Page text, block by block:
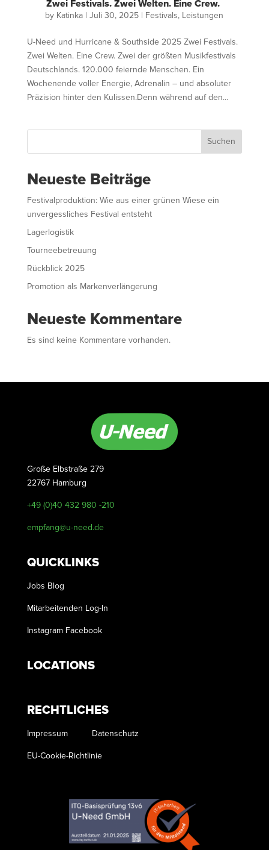
Zwei Festivals. Zwei Welten. Eine Crew.
by Katinka |Juli 30, 2025 | Festivals, Leistungen
U-Need und Hurricane & Southside 2025 Zwei Festivals.
Zwei Welten. Eine Crew. Zwei der größten Musikfestivals
Deutschlands. 120.000 feiernde Menschen. Ein
Wochenende voller Energie, Adrenalin – und absoluter
Präzision hinter den Kulissen.Denn während auf den...
Suchen
Neueste Beiträge
Festivalproduktion: Wie aus einer grünen Wiese ein
unvergessliches Festival entsteht
Lagerlogistik
Tourneebetreuung
Rückblick 2025
Promotion als Markenverlängerung
Neueste Kommentare
Es sind keine Kommentare vorhanden.
Große Elbstraße 279
22767 Hamburg
+49 (0)40 432 980 -210
empfang@u-need.de
QUICKLINKS
Jobs Blog
Mitarbeitenden Log-In
Instagram Facebook
LOCATIONS
RECHTLICHES
Impressum Datenschutz
EU-Cookie-Richtlinie